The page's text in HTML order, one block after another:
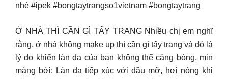
nhé #ipek #bongtaytrangso1vietnam #bongtaytrang
Ở NHÀ THÌ CẦN GÌ TẨY TRANG Nhiều chị em nghĩ
rằng, ở nhà không make up thì cần gì tẩy trang và đó là
lý do khiến làn da của bạn không thể căng bóng, mịn
màng bởi: Làn da tiếp xúc với dầu mỡ, hơi nóng khi